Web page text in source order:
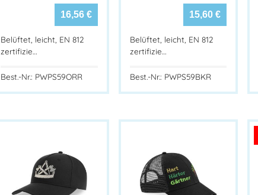
16,56 €
Belüftet, leicht, EN 812
zertifizie…
Best.-Nr.: PWPS59ORR
15,60€
Belüftet, leicht, EN 812
zertifizie…
Best.-Nr.: PWPS59BKR